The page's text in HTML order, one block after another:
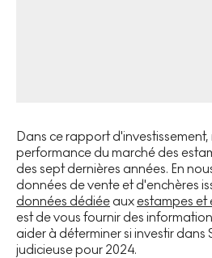
Dans ce rapport
performance du marché des
des sept dernières années. En
données de vente et d'enchères
données dédiée aux estampes et
est de vous fournir des
aider à déterminer si investir dans
judicieuse pour 2024.